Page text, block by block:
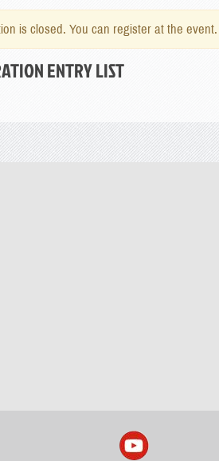
is closed. You can register at the event.
ENTRY LIST